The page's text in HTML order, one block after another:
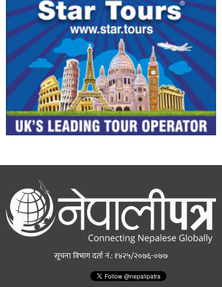
सूचना विभाग दर्ता नं.: १४२५/२०७६-०७७